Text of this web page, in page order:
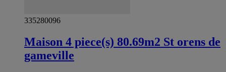
335280096
Maison 4 piece(s) 80.69m2 St orens de
gameville